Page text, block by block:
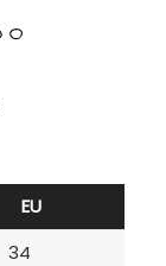
EU
34